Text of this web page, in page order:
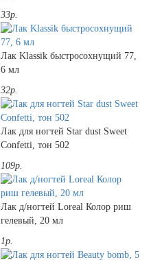
33р.
Лак Klassik быстросохнущий 77,
6 мл
32р.
Лак для ногтей Star dust Sweet
Confetti, тон 502
109р.
Лак д/ногтей Loreal Колор риш
гелевый, 20 мл
1р.